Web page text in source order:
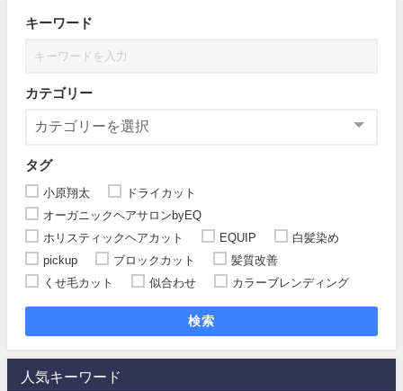
キーワード
カテゴリー
タグ
小原翔太
ドライカット
オーガニックヘアサロンbyEQ
ホリスティックヘアカット
EQUIP
白髪染め
pickup
ブロックカット
髪質改善
くせ毛カット
似合わせ カラーブレンディング
検索
人気キーワード